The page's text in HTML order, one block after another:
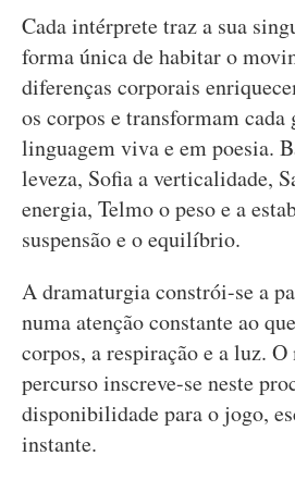
Cada intérprete traz a sua
forma única de habitar o
diferenças corporais
os corpos e transformam cada
linguagem viva e em poesia.
leveza, Sofia a verticalidade,
energia, Telmo o peso e a
suspensão e o equilíbrio.
A dramaturgia constrói-se a
numa atenção constante ao
corpos, a respiração e a luz.
percurso inscreve-se neste
disponibilidade para o jogo,
instante.